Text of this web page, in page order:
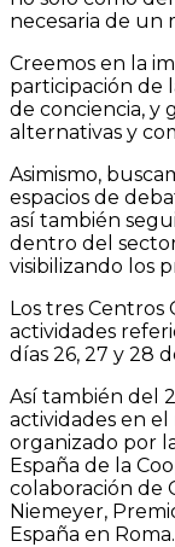
necesaria de un
Creemos en la
participación de
de conciencia, y
alternativas y
Asimismo,
espacios de
así también
dentro del
visibilizando los
Los tres Centros
actividades
días 26, 27 y 28
Así también del
actividades en el
organizado por
España de la
colaboración de
Niemeyer,
España en Roma.